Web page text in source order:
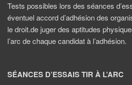
Tests possibles lors des séances
éventuel accord d’adhésion des
le droit.de juger des aptitudes
l’arc de chaque candidat à l’adhésion.
SÉANCES D’ESSAIS TIR À L’ARC